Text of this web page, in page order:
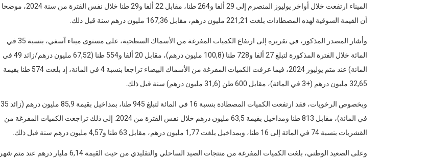
الميناء ارتفعت خلال أواخر يوليوز المنصرم إلى 29 ألفا و264 طنا، مقابل 22 ألفا و29 طنا خلال نفس الفترة من سنة 2024، موضحا
أن القيمة السوقية لهذه المصطادات بلغت 221,21 مليون درهم، مقابل 167,36 مليون درهم سنة قبل ذلك.
وأشار المصدر المذكور، في تقريره إلى ارتفاع الكميات المفرغة من الأسماك السطحية، على مستوى ميناء آسفي، بنسبة 35 في
المائة خلال الفترة المذكورة لتبلغ 27 ألفا و728 طنا (100,8 مليون درهم)، مقابل 20 ألفا و554 طنا (67,52 مليون درهم/زائد 49 في
المائة) عند متم يوليوز 2024، فيما عرفت الكميات المفرغة من الأسماك البيضاء تراجعا بنسبة 4 في المائة، إذ بلغت 574 طنا بقيمة
32,65 مليون درهم (+3 في المائة)، مقابل 600 طن (31,6 مليون درهم) سنة قبل ذلك.
وبخصوص الرخويات، فقد ارتفعت الكميات المصطادة بنسبة 16 في المائة لتبلغ 945 طنا، بمداخيل بقيمة 85,9 مليون درهم (زائد 35
في المائة)، مقابل 813 طنا ومداخيل بقيمة 63,5 مليون درهم خلال نفس الفترة من 2024. إلى ذلك تراجعت الكميات المفرغة من
القشريات بنسبة 74 في المائة إلى 16 طنا، وبمداخيل بلغت 1,77 مليون درهم، مقابل 63 طنا و4,57 مليون درهم سنة قبل ذلك.
وعلى الصعيد الوطني، بلغت الكميات المفرغة من منتجات الصيد الساحلي والتقليدي من حيث القيمة 6,14 مليار درهم عند متم شهر